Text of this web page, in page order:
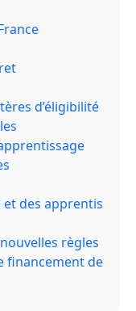
d’éligibilité
et des apprentis
règles
financement de